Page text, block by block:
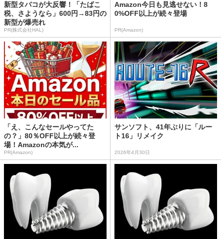
新型タバコが大反響！「たばこ
税、さようなら」600円→83円の
新型が爆売れ
PR(株式会社HAL)
Amazon今日も見逃せない！8
0%OFF以上が続々登場
PR(Amazon)
「え、こんなセールやってた
の？」80％OFF以上が続々登
場！Amazonの本気が...
PR(Amazon)
サンソフト、41年ぶりに「ルー
ト16」リメイク
2026年4月30日